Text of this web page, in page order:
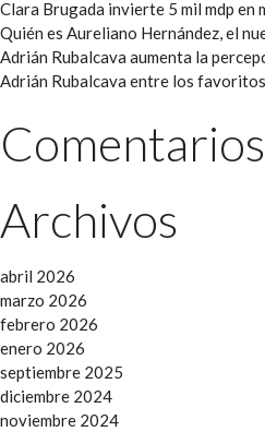
Clara Brugada invierte 5 mil mdp en
Quién es Aureliano Hernández, el
Adrián Rubalcava aumenta la
Adrián Rubalcava entre los
Archivos
abril 2026
marzo 2026
febrero 2026
enero 2026
septiembre 2025
diciembre 2024
noviembre 2024